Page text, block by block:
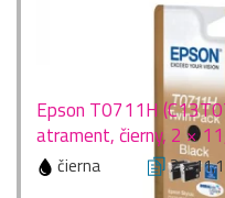
Epson T0711H
atrament, čierny, 2 ×
čierna 2 ×